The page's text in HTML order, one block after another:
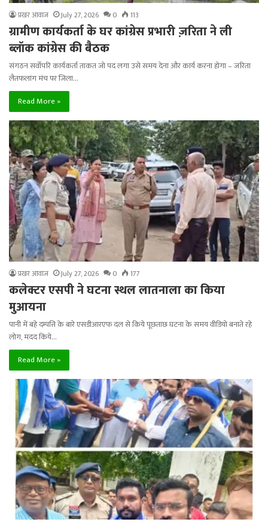
प्रखर आवाज July 27, 2026 0 113
ग्रामीण कार्यकर्ता के घर कांग्रेस प्रभारी ज़रिता ने ली
ब्लॉक कांग्रेस की बैठक
संगठन सर्वोपरि कार्यकर्ता ताकत जो पद लगा उसे समय देना और कार्य करना होगा – जरिता
लैतफलांग मंच पर जिला…
Read More »
प्रखर आवाज July 27, 2026 0 177
कलेक्टर एसपी ने घटना स्थल लातनाला का किया
मुआयना
पानी में बहे दम्पत्ति के बारे एसडीआरएफ दल से किये पूछताछ घटना के समय वीडियो बनाते रहे
लोग, मदद किये…
Read More »